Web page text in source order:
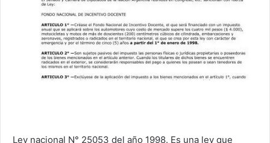
Ley nacional N° 25053 del año 1998. Es una ley que